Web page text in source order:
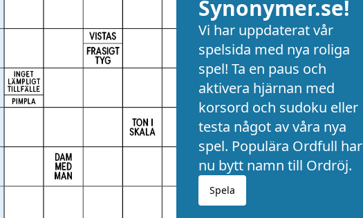
Synonymer.se!
Vi har uppdaterat vår
spelsida med nya roliga
spel! Ta en paus och
aktivera hjärnan med
korsord och sudoku eller
testa något av våra nya
spel. Populära Ordfull har
nu bytt namn till Ordröj.
Spela